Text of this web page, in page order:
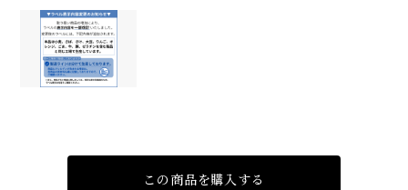
この商品を購入する